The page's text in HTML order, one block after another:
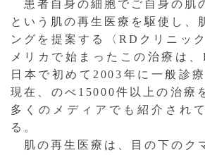
患者自身の細胞でご自身の肌
という肌の再生医療を駆使し、
ングを提案する〈RDクリニッ
メリカで始まったこの治療は
日本で初めて2003年に一般診
現在、のべ15000件以上の治療
多くのメディアでも紹介され
る。
肌の再生医療は、目の下のク